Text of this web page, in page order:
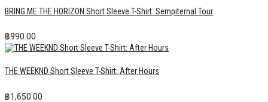
BRING ME THE HORIZON Short Sleeve T-Shirt: Sempiternal Tour
฿990.00
THE WEEKND Short Sleeve T-Shirt: After Hours
฿1,650.00